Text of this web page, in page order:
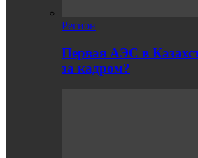
Регион
Первая АЭС в
за кадром?